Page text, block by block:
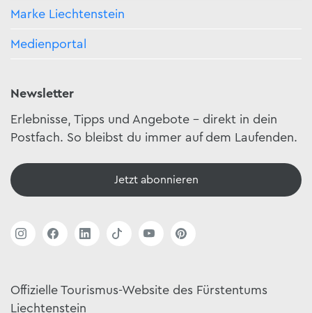
Marke Liechtenstein
Medienportal
Newsletter
Erlebnisse, Tipps und Angebote – direkt in dein
Postfach. So bleibst du immer auf dem Laufenden.
Jetzt abonnieren
Offizielle Tourismus-Website des Fürstentums
Liechtenstein